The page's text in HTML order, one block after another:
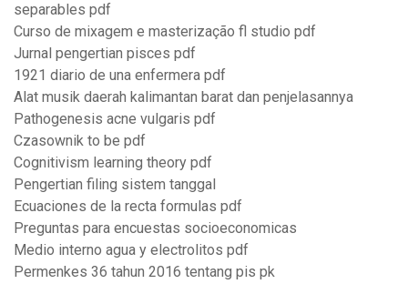
separables pdf
Curso de mixagem e masterização fl studio pdf
Jurnal pengertian pisces pdf
1921 diario de una enfermera pdf
Alat musik daerah kalimantan barat dan penjelasannya
Pathogenesis acne vulgaris pdf
Czasownik to be pdf
Cognitivism learning theory pdf
Pengertian filing sistem tanggal
Ecuaciones de la recta formulas pdf
Preguntas para encuestas socioeconomicas
Medio interno agua y electrolitos pdf
Permenkes 36 tahun 2016 tentang pis pk